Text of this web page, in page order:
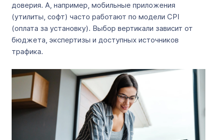
доверия. А, например, мобильные приложения
(утилиты, софт) часто работают по модели CPI
(оплата за установку). Выбор вертикали зависит от
бюджета, экспертизы и доступных источников
трафика.